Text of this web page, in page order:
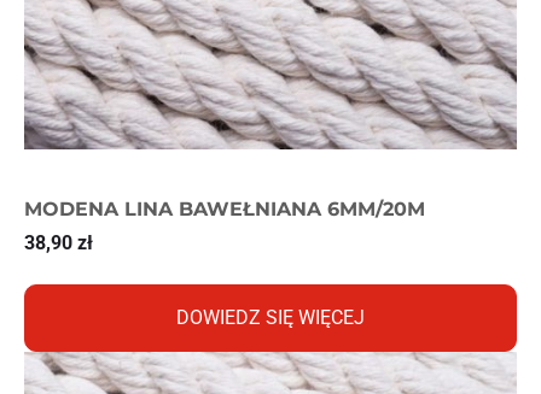
MODENA LINA BAWEŁNIANA 6MM/20M
38,90 zł
DOWIEDZ SIĘ WIĘCEJ